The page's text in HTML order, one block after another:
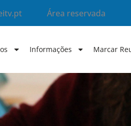
Área reservada
Informações Marcar